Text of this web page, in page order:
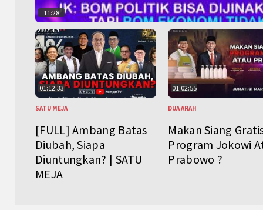
11:28
01:12:33
SATU MEJA
[FULL] Ambang Batas
Diubah, Siapa
Diuntungkan? | SATU
MEJA
01:02:55
DUA ARAH
Makan Siang
Program Jokowi
Prabowo ?